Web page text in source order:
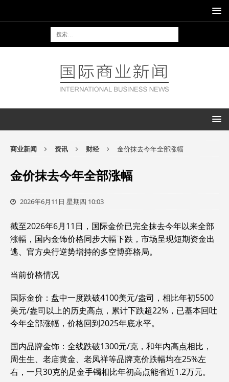
商业新闻 资讯 财经 金价抹去今年全部涨幅
金价抹去今年全部涨幅
2026年6月11日 星期四 10:03
截至2026年6月11日，国际金价已完全抹去今年以来全部
涨幅，国内金饰价格同步大幅下跌，市场呈现短期资金出
逃、官方央行逆势增持的多空博弈格局。
当前价格情况
‌国际金价‌：盘中一度跌破4100美元/盎司，相比年初5500
美元/盎司以上的历史高点，累计下跌超22%，已基本回吐
今年全部涨幅，价格回到2025年底水平。
‌国内品牌金饰‌：全线跌破1300元/克，和年内高点相比，
周生生、老庙黄金、老凤祥等品牌克价跌幅均在25%左
右，一只30克的足金手镯相比年初高点能省近1.2万元。